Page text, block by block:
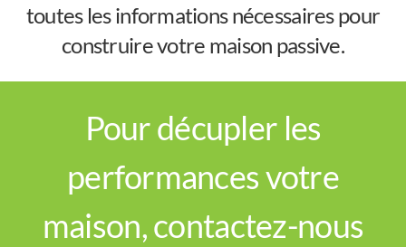
toutes les informations nécessaires pour
construire votre maison passive.
Pour décupler les
performances votre
maison, contactez-nous